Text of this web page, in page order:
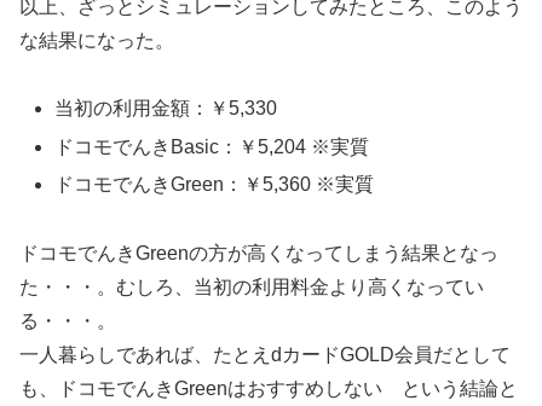
以上、ざっとシミュレーションしてみたところ、このよう
な結果になった。
当初の利用金額：￥5,330
ドコモでんきBasic：￥5,204 ※実質
ドコモでんきGreen：￥5,360 ※実質
ドコモでんきGreenの方が高くなってしまう結果となっ
た・・・。むしろ、当初の利用料金より高くなってい
る・・・。
一人暮らしであれば、たとえdカードGOLD会員だとして
も、ドコモでんきGreenはおすすめしない という結論と